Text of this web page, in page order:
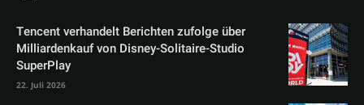
Tencent verhandelt Berichten zufolge über
Milliardenkauf von Disney-Solitaire-Studio
SuperPlay
22. Juli 2026